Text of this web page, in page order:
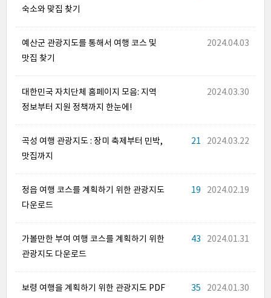
숙소와 맞집 찾기
예산군 관광지도를 통해서 여행 코스 및
맛집 찾기
2024.04.03
대한민국 자치단체 홈페이지 모음: 지역
정보부터 지원 정책까지 한눈에!
2024.03.30
곡성 여행 관광지도 : 장미 축제부터 민박,
맛집까지
21 2024.03.22
정읍 여행 코스를 계획하기 위한 관광지도
다운로드
19 2024.02.19
가볼만한 부여 여행 코스를 계획하기 위한
관광지도 다운로드
43 2024.01.31
보령 여행을 계획하기 위한 관광지도 PDF 35 2024.01.30